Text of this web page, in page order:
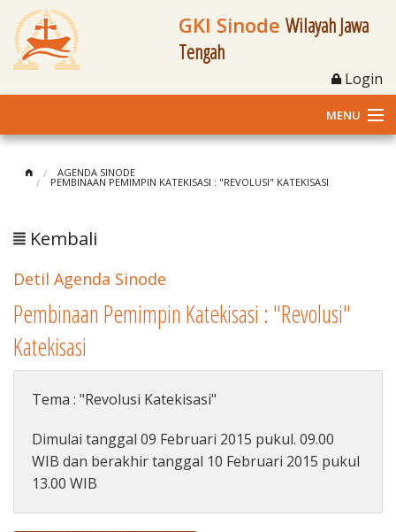
GKI Sinode Wilayah Jawa
Tengah
Login
MENU
Klasis dan Jemaat
Berita Kegiatan
Fasilitas
Materi
AGENDA SINODE
PEMBINAAN PEMIMPIN KATEKISASI : "REVOLUSI" KATEKISASI
Kembali
Detil Agenda Sinode
Pembinaan Pemimpin Katekisasi : "Revolusi"
Katekisasi
Tema : "Revolusi Katekisasi"
Dimulai tanggal 09 Februari 2015 pukul. 09.00
WIB dan berakhir tanggal 10 Februari 2015 pukul
13.00 WIB